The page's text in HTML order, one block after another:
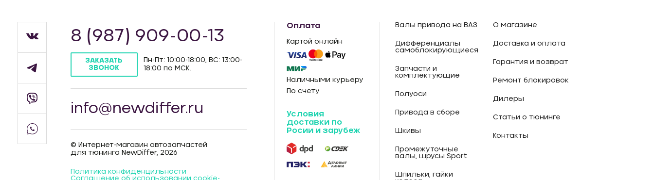
8 (987) 909-00-13
ЗАКАЗАТЬ
ЗВОНОК
Пн-Пт: 10:00-18:00, ВС: 13:00-
18:00 по МСК.
info@newdiffer.ru
© Интернет-магазин автозапчастей
для тюнинга NewDiffer, 2026
Политика конфиденцильности
Соглашение об использовании cookie-
Оплата
Картой онлайн
Наличными курьеру
По счету
Условия
доставки по
Росии и зарубеж
Валы привода на ВАЗ
Дифференциалы
самоблокирующиеся
Запчасти и
комплектующие
Полуоси
Привода в сборе
Шкивы
Промежуточные
валы, шрусы Sport
Шпильки, гайки
О магазине
Доставка и оплата
Гарантия и возврат
Ремонт блокировок
Дилеры
Статьи о тюнинге
Контакты